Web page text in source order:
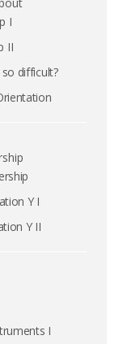
I
II
difficult?
Y I
Y II
I